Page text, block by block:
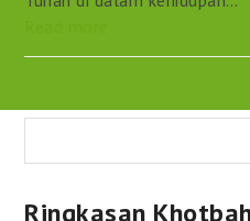
Ringkasan